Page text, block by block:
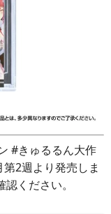
#きゅるるん大作
2週より発売しま
認ください。